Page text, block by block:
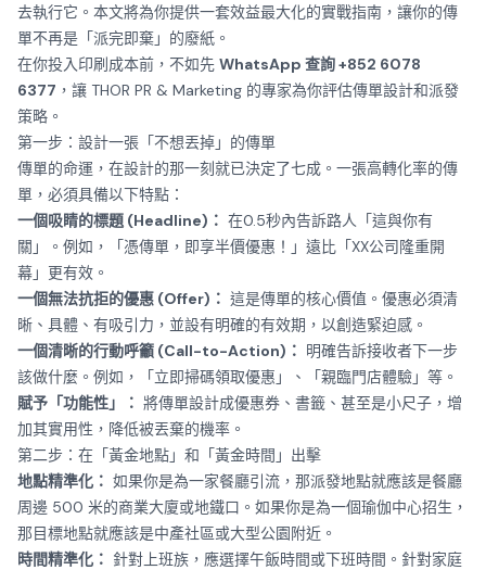
去執行它。本文將為你提供一套效益最大化的實戰指南，讓你的傳
單不再是「派完即棄」的廢紙。
在你投入印刷成本前，不如先 WhatsApp 查詢 +852 6078
6377 ，讓 THOR PR & Marketing 的專家為你評估傳單設計和派發
策略。
第一步：設計一張「不想丟掉」的傳單
傳單的命運，在設計的那一刻就已決定了七成。一張高轉化率的傳
單，必須具備以下特點：
一個吸睛的標題 (Headline)： 在0.5秒內告訴路人「這與你有
關」。例如，「憑傳單，即享半價優惠！」遠比「XX公司隆重開
幕」更有效。
一個無法抗拒的優惠 (Offer)： 這是傳單的核心價值。優惠必須清
晰、具體、有吸引力，並設有明確的有效期，以創造緊迫感。
一個清晰的行動呼籲 (Call-to-Action)： 明確告訴接收者下一步
該做什麼。例如，「立即掃碼領取優惠」、「親臨門店體驗」等。
賦予「功能性」： 將傳單設計成優惠券、書籤、甚至是小尺子，增
加其實用性，降低被丟棄的機率。
第二步：在「黃金地點」和「黃金時間」出擊
地點精準化： 如果你是為一家餐廳引流，那派發地點就應該是餐廳
周邊 500 米的商業大廈或地鐵口。如果你是為一個瑜伽中心招生，
那目標地點就應該是中產社區或大型公園附近。
時間精準化： 針對上班族，應選擇午飯時間或下班時間。針對家庭